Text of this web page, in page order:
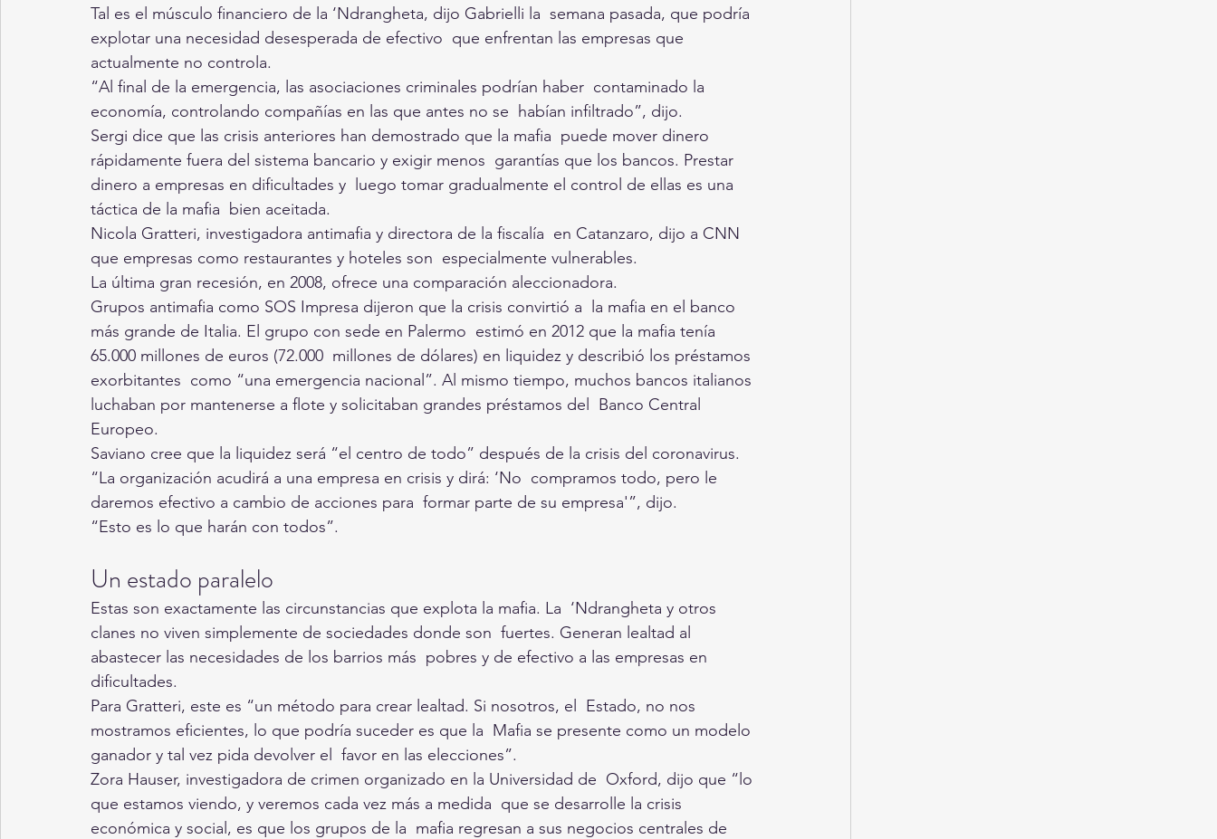
Tal es el músculo financiero de la ‘Ndrangheta, dijo Gabrielli la  semana pasada, que podría
explotar una necesidad desesperada de efectivo  que enfrentan las empresas que
actualmente no controla.
“Al final de la emergencia, las asociaciones criminales podrían haber  contaminado la
economía, controlando compañías en las que antes no se  habían infiltrado”, dijo.
Sergi dice que las crisis anteriores han demostrado que la mafia  puede mover dinero
rápidamente fuera del sistema bancario y exigir menos  garantías que los bancos. Prestar
dinero a empresas en dificultades y  luego tomar gradualmente el control de ellas es una
táctica de la mafia  bien aceitada.
Nicola Gratteri, investigadora antimafia y directora de la fiscalía  en Catanzaro, dijo a CNN
que empresas como restaurantes y hoteles son  especialmente vulnerables.
La última gran recesión, en 2008, ofrece una comparación aleccionadora.
Grupos antimafia como SOS Impresa dijeron que la crisis convirtió a  la mafia en el banco
más grande de Italia. El grupo con sede en Palermo  estimó en 2012 que la mafia tenía
65.000 millones de euros (72.000  millones de dólares) en liquidez y describió los préstamos
exorbitantes  como “una emergencia nacional”. Al mismo tiempo, muchos bancos italianos
luchaban por mantenerse a flote y solicitaban grandes préstamos del  Banco Central
Europeo.
Saviano cree que la liquidez será “el centro de todo” después de la crisis del coronavirus.
“La organización acudirá a una empresa en crisis y dirá: ‘No  compramos todo, pero le
daremos efectivo a cambio de acciones para  formar parte de su empresa'”, dijo.
“Esto es lo que harán con todos”.
Un estado paralelo
Estas son exactamente las circunstancias que explota la mafia. La  ‘Ndrangheta y otros
clanes no viven simplemente de sociedades donde son  fuertes. Generan lealtad al
abastecer las necesidades de los barrios más  pobres y de efectivo a las empresas en
dificultades.
Para Gratteri, este es “un método para crear lealtad. Si nosotros, el  Estado, no nos
mostramos eficientes, lo que podría suceder es que la  Mafia se presente como un modelo
ganador y tal vez pida devolver el  favor en las elecciones”.
Zora Hauser, investigadora de crimen organizado en la Universidad de  Oxford, dijo que “lo
que estamos viendo, y veremos cada vez más a medida  que se desarrolle la crisis
económica y social, es que los grupos de la  mafia regresan a sus negocios centrales de